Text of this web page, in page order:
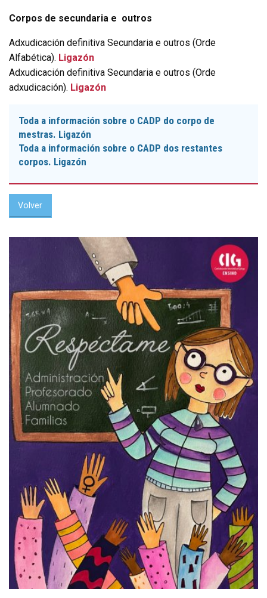
Corpos de secundaria e outros
Adxudicación definitiva Secundaria e outros (Orde
Alfabética). Ligazón
Adxudicación definitiva Secundaria e outros (Orde
adxudicación). Ligazón
Toda a información sobre o CADP do corpo de
mestras. Ligazón
Toda a información sobre o CADP dos restantes
corpos. Ligazón
Volver